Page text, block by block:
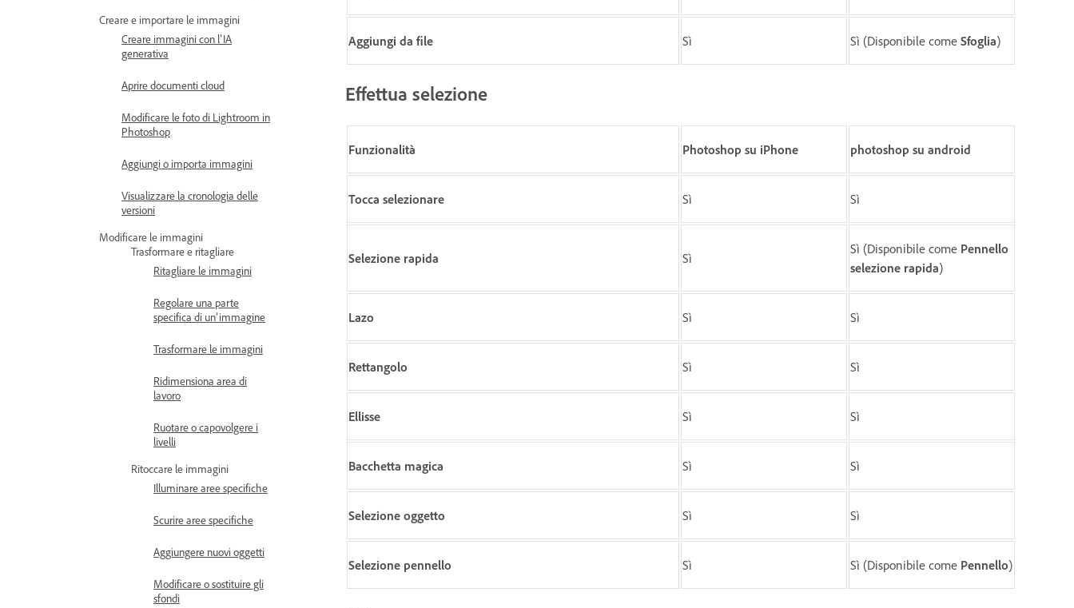
Creare e importare le immagini
Creare immagini con l’IA
generativa
Aprire documenti cloud
Modificare le foto di Lightroom in
Photoshop
Aggiungi o importa immagini
Visualizzare la cronologia delle
versioni
Modificare le immagini
Trasformare e ritagliare
Ritagliare le immagini
Regolare una parte
specifica di un’immagine
Trasformare le immagini
Ridimensiona area di
lavoro
Ruotare o capovolgere i
livelli
Ritoccare le immagini
Illuminare aree specifiche
Scurire aree specifiche
Aggiungere nuovi oggetti
Modificare o sostituire gli
sfondi
Aggiungi da file Sì Sì (Disponibile come Sfoglia)
Effettua selezione
Funzionalità Photoshop su iPhone photoshop su android
Tocca selezionare Sì Sì
Selezione rapida Sì
Sì (Disponibile come Pennello
selezione rapida)
Lazo Sì Sì
Rettangolo Sì Sì
Ellisse Sì Sì
Bacchetta magica Sì Sì
Selezione oggetto Sì Sì
Selezione pennello Sì Sì (Disponibile come Pennello)